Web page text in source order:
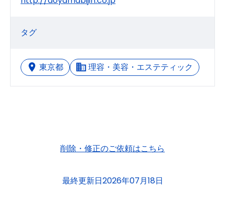
タグ
東京都 理容・美容・エステティック
削除・修正のご依頼はこちら
最終更新日2026年07月18日